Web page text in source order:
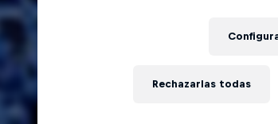
Rechazarlas todas